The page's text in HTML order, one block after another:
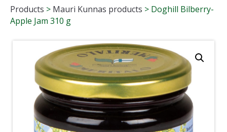
Products > Mauri Kunnas products > Doghill Bilberry-
Apple Jam 310 g